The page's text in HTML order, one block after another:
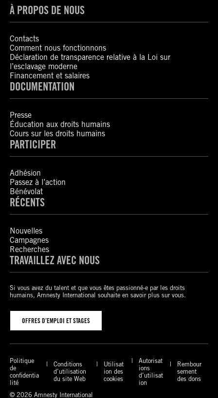
À PROPOS DE NOUS
Contacts
Comment nous fonctionnons
Déclaration de transparence relative à la Loi sur
l’esclavage moderne
Financement et salaires
DOCUMENTATION
Presse
Éducation aux droits humains
Cours sur les droits humains
PARTICIPER
Adhésion
Passez à l’action
Bénévolat
RÉCENTS
Nouvelles
Campagnes
Recherches
TRAVAILLEZ AVEC NOUS
Si vous avez du talent et que vous êtes passionné-e par les droits
humains, Amnesty International souhaite en savoir plus sur vous.
OFFRES D’EMPLOI ET STAGES
Politique
de
confidentia
lité
Conditions
d’utilisation
du site Web
Utilisat
ion des
cookies
Autorisat
ions
d’utilisat
ion
Rembour
sement
des dons
© 2026 Amnesty International